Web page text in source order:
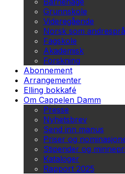
Grunnskole
Videregående
Norsk som
Fagskole
Akademisk
Forskning
Abonnement
Arrangementer
Elling bokkafé
Om Cappelen Damm
Presse
Nyhetsbrev
Send inn manus
Priser og
Stipender og
Kataloger
Rapport 2025